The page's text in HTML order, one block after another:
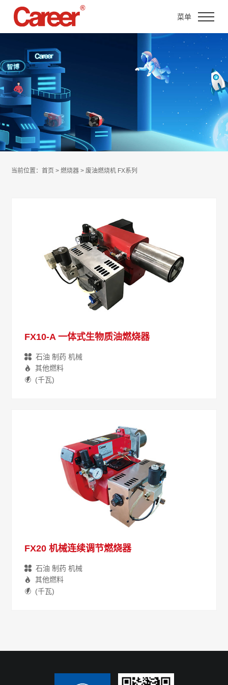
菜单
当前位置：首页 > 燃烧器 > 废油燃烧机 FX系列
FX10-A 一体式生物质油燃烧器
石油 制药 机械
其他燃料
(千瓦)
FX20 机械连续调节燃烧器
石油 制药 机械
其他燃料
(千瓦)